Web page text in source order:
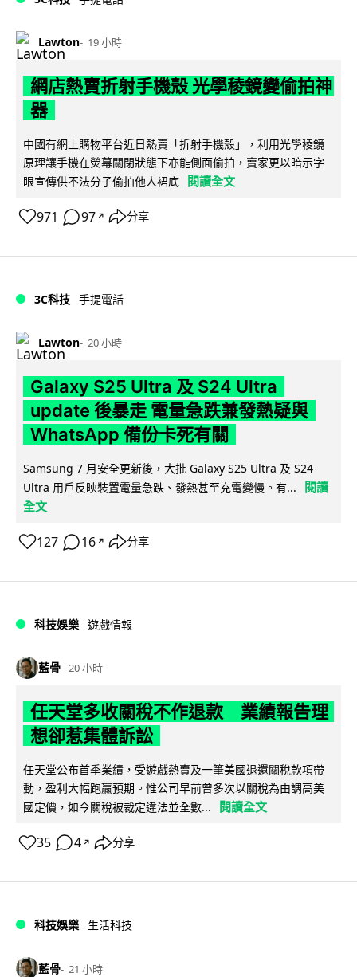
Lawton 19 小時
網店熱賣折射手機殼 光學稜鏡變偷拍神
器
中國有網上購物平台近日熱賣「折射手機殼」，利用光學稜鏡
原理讓手機在熒幕關閉狀態下亦能側面偷拍，賣家更以暗示字
眼宣傳供不法分子偷拍他人裙底 閱讀全文
971 97 ↗ 分享
3C科技 手提電話
Lawton 20 小時
Galaxy S25 Ultra 及 S24 Ultra
update 後暴走 電量急跌兼發熱疑與
WhatsApp 備份卡死有關
Samsung 7 月安全更新後，大批 Galaxy S25 Ultra 及 S24
Ultra 用戶反映裝置電量急跌、發熱甚至充電變慢。有...
閱讀
全文
127 16 ↗ 分享
科技娛樂 遊戲情報
藍骨 20 小時
任天堂多收關稅不作退款 業績報告理
想卻惹集體訴訟
任天堂公布首季業績，受遊戲熱賣及一筆美國退還關稅款項帶
動，盈利大幅跑贏預期。惟公司早前曾多次以關稅為由調高美
國定價，如今關稅被裁定違法並全數...
閱讀全文
35 4 ↗ 分享
科技娛樂 生活科技
藍骨 21 小時